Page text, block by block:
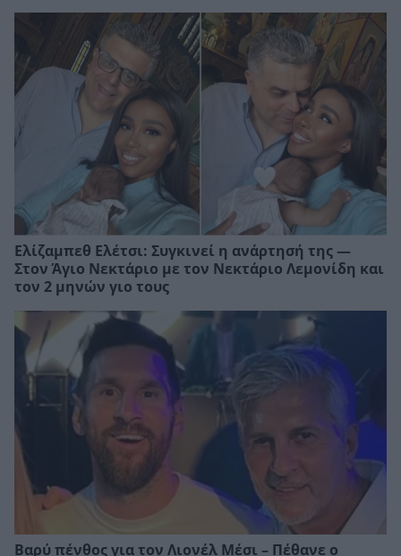
Ελίζαμπεθ Ελέτσι: Συγκινεί η ανάρτησή της —
Στον Άγιο Νεκτάριο με τον Νεκτάριο Λεμονίδη και
τον 2 μηνών γιο τους
Βαρύ πένθος για τον Λιονέλ Μέσι – Πέθανε ο